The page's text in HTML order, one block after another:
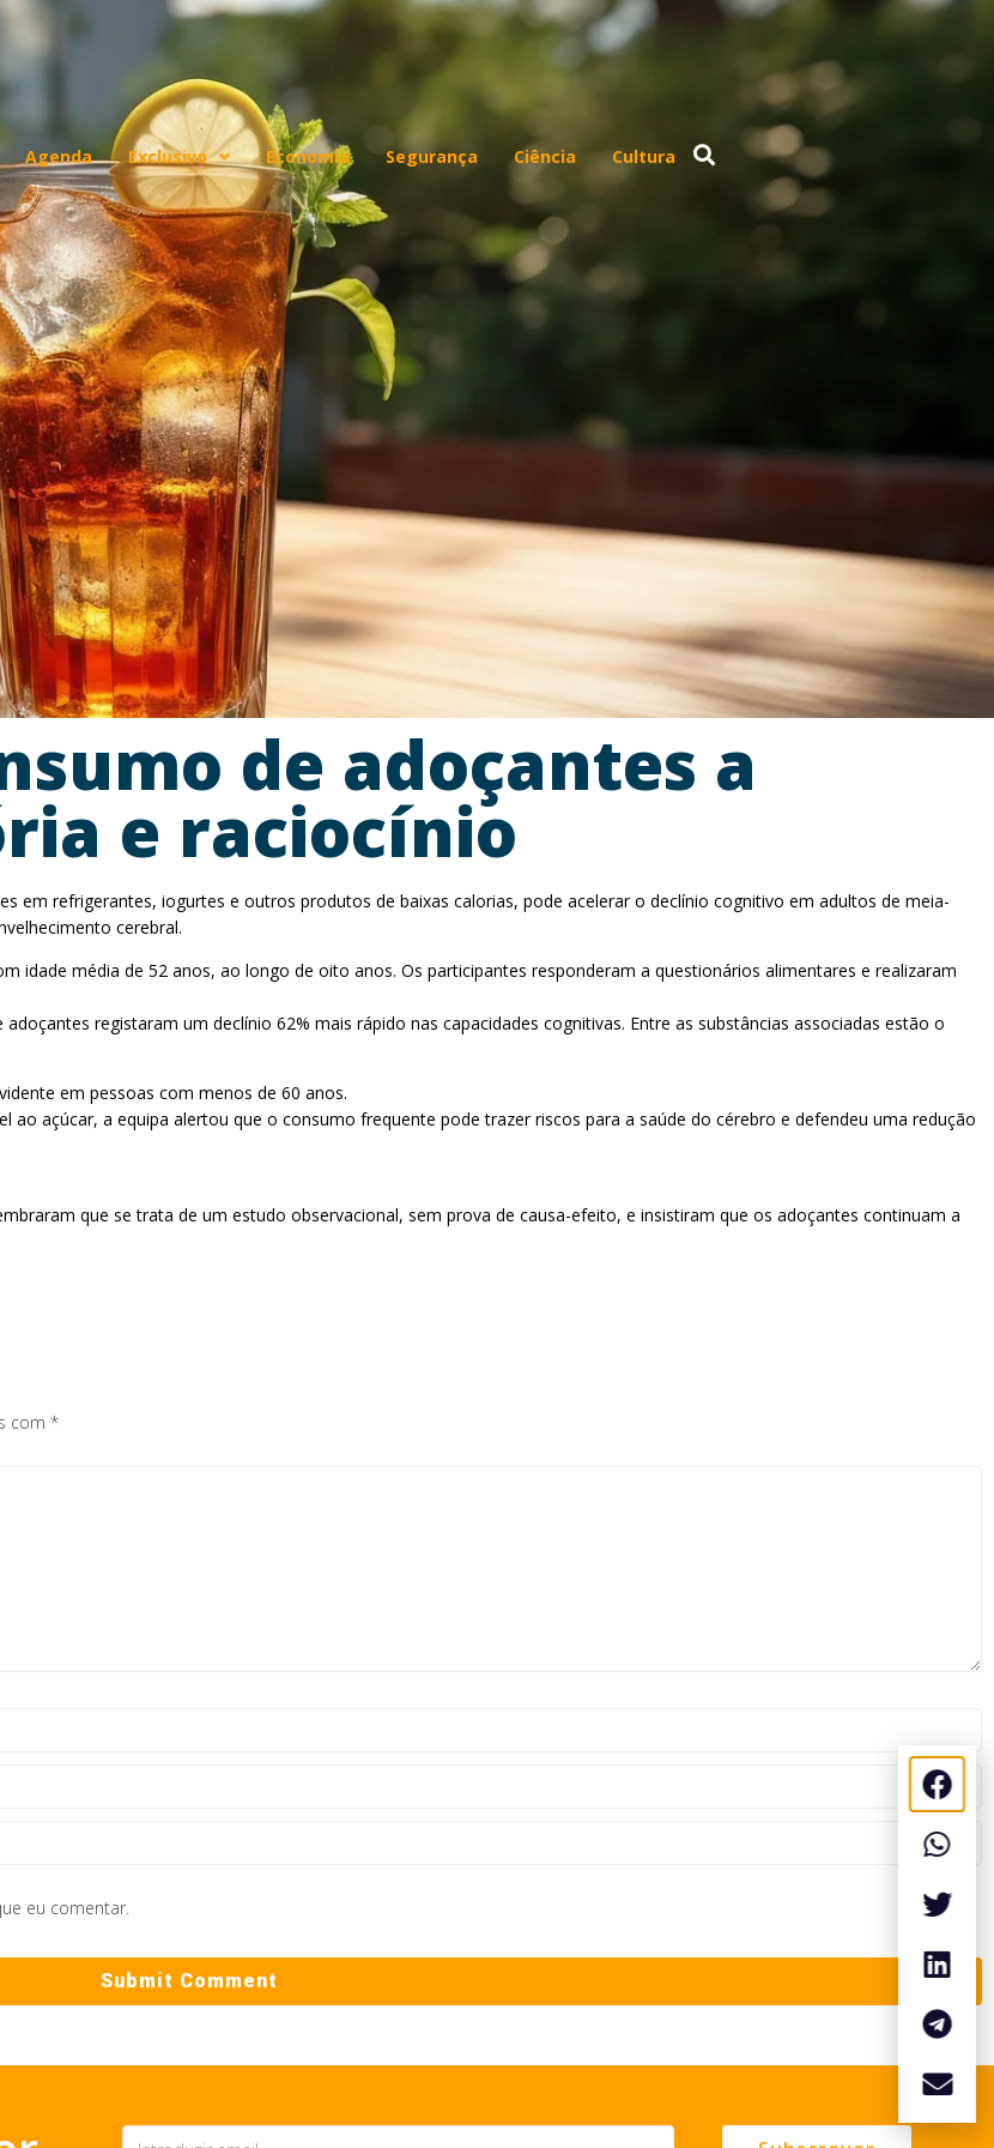
Agenda Exclusivo Economia Segurança Ciência Cultura
de adoçantes a
e raciocínio
em refrigerantes, iogurtes e outros produtos de baixas calorias, pode acelerar o declínio cognitivo em adultos de meia-
cerebral.
idade média de 52 anos, ao longo de oito anos. Os participantes responderam a questionários alimentares e realizaram
registaram um declínio 62% mais rápido nas capacidades cognitivas. Entre as substâncias associadas estão o
em pessoas com menos de 60 anos.
açúcar, a equipa alertou que o consumo frequente pode trazer riscos para a saúde do cérebro e defendeu uma redução
que se trata de um estudo observacional, sem prova de causa-efeito, e insistiram que os adoçantes continuam a
com *
eu comentar.